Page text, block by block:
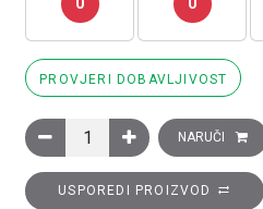
PROVJERI DOBAVLJIVOST
Glava zelenog istaknutog
NARUČI
USPOREDI PROIZVOD